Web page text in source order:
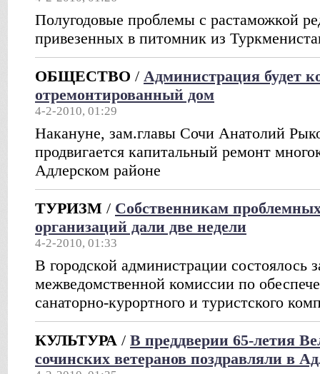
Полугодовые проблемы с растаможкой
привезенных в питомник из
ОБЩЕСТВО / Администрация будет
отремонтированный дом
4-2-2010, 01:29
Накануне, зам.главы Сочи Анатолий
продвигается капитальный ремонт
Адлерском районе
ТУРИЗМ / Собственникам
организаций дали две недели
4-2-2010, 01:33
В городской администрации состоялось
межведомственной комиссии по
санаторно-курортного и туристского
КУЛЬТУРА / В преддверии 65-летия
сочинских ветеранов поздравляли в